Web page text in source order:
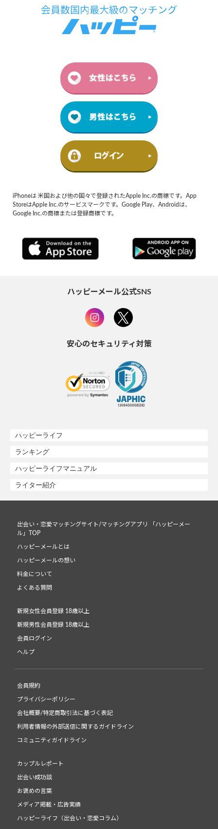
iPhoneは 米国および他の国々で登録されたApple Inc.の商標です。App
StoreはApple Inc.のサービスマークです。Google Play、Androidは、
Google Inc.の商標または登録商標です。
ハッピーメール公式SNS
安心のセキュリティ対策
ハッピーライフ
ランキング
ハッピーライフマニュアル
ライター紹介
出会い・恋愛マッチングサイト/マッチングアプリ 「ハッピーメー
ル」TOP
ハッピーメールとは
ハッピーメールの想い
料金について
よくある質問
新規女性会員登録 18歳以上
新規男性会員登録 18歳以上
会員ログイン
ヘルプ
会員規約
プライバシーポリシー
会社概要/特定商取引法に基づく表記
利用者情報の外部送信に関するガイドライン
コミュニティガイドライン
カップルレポート
出会い成功談
お褒めの言葉
メディア掲載・広告実績
ハッピーライフ（出会い・恋愛コラム）